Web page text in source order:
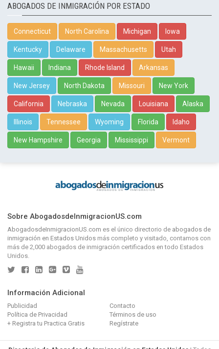
ABOGADOS DE INMIGRACIÓN POR ESTADO
Connecticut North Carolina Michigan Iowa
Kentucky Delaware Massachusetts Utah
Hawaii Indiana Rhode Island Arkansas
New Jersey North Dakota Missouri New York
California Nebraska Nevada Louisiana Alaska
Illinois Tennessee Wyoming Florida Idaho
New Hampshire Georgia Mississippi Vermont
Sobre AbogadosdeInmigracionUS.com
AbogadosdeInmigracionUS.com es el único directorio de abogados de
inmigración en Estados Unidos más completo y visitado, contamos con
más de 2,000 abogados de inmigración certificados en todo Estados
Unidos.
Información Adicional
Publicidad
Contacto
Política de Privacidad
Términos de uso
+ Registra tu Practica Gratis
Regístrate